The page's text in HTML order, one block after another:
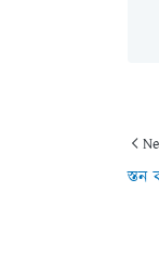
স্তন